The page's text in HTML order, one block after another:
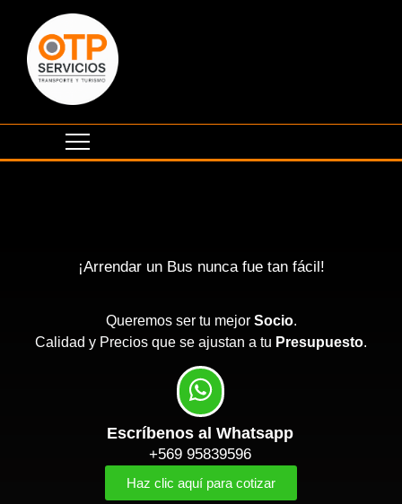
¡Arrendar un Bus nunca fue tan fácil!
Queremos ser tu mejor Socio.
Calidad y Precios que se ajustan a tu Presupuesto.
Escríbenos al Whatsapp
+569 95839596
Haz clic aquí para cotizar